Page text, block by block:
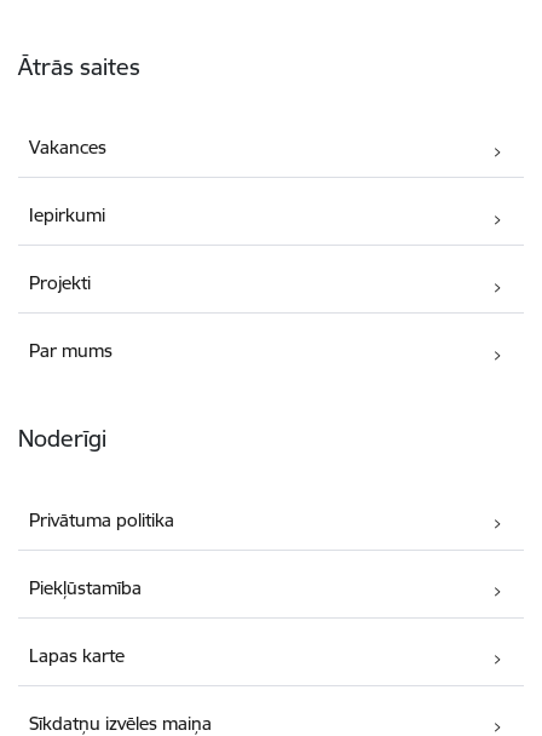
Ātrās saites
Vakances
Iepirkumi
Projekti
Par mums
Noderīgi
Privātuma politika
Piekļūstamība
Lapas karte
Sīkdatņu izvēles maiņa